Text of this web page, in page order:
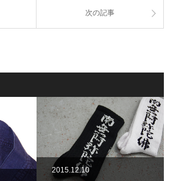
次の記事
2015.12.10